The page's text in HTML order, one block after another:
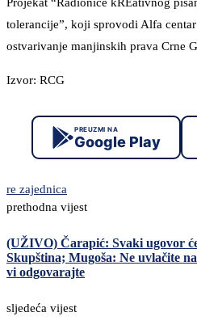
tolerancije”, koji sprovodi Alfa
ostvarivanje manjinskih prava Crne
Izvor: RCG
PREUZMI NA
Google Play
re zajednica
prethodna vijest
(UŽIVO) Čarapić: Svaki ugovor
Skupština; Mugoša: Ne uvlačite
vi odgovarajte
sljedeća vijest